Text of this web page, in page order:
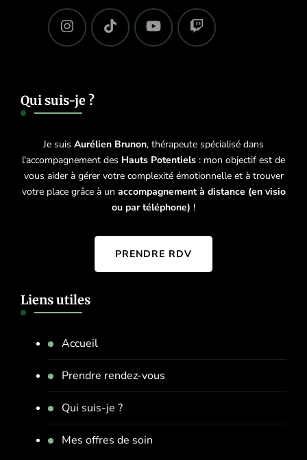
Qui suis-je ?
Je suis Aurélien Brunon, thérapeute spécialisé dans
l'accompagnement des Hauts Potentiels : mon objectif est de
vous aider à gérer votre complexité émotionnelle et à trouver
votre place grâce à un accompagnement à distance (en visio
ou par téléphone) !
PRENDRE RDV
Liens utiles
Accueil
Prendre rendez-vous
Qui suis-je ?
Mes offres de soin